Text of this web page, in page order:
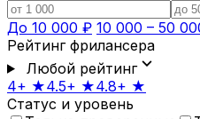
До 10 000 ₽ 10 000 – 50
Рейтинг фрилансера
Любой рейтингexpand_more
4+ ★4.5+ ★4.8+ ★
Статус и уровень